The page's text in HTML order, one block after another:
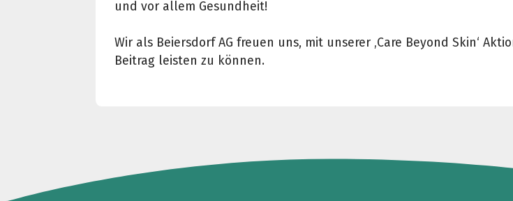
und vor allem Gesundheit!
Wir als Beiersdorf AG freuen uns, mit unserer ‚Care Beyond Skin‘
Beitrag leisten zu können.